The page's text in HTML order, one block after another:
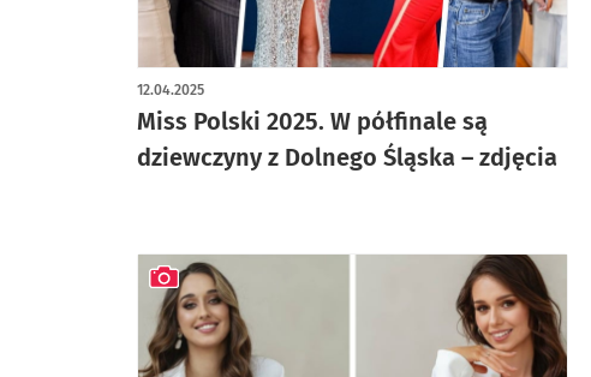
Miss Polski 2025. W półfinale są
dziewczyny z Dolnego Śląska – zdjęcia
12.04.2025
artykuł z galerią zdjęć